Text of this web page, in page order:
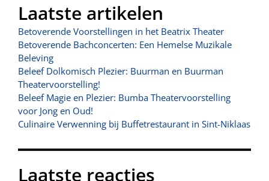
Laatste artikelen
Betoverende Voorstellingen in het Beatrix Theater
Betoverende Bachconcerten: Een Hemelse Muzikale
Beleving
Beleef Dolkomisch Plezier: Buurman en Buurman
Theatervoorstelling!
Beleef Magie en Plezier: Bumba Theatervoorstelling
voor Jong en Oud!
Culinaire Verwenning bij Buffetrestaurant in Sint-Niklaas
Laatste reacties